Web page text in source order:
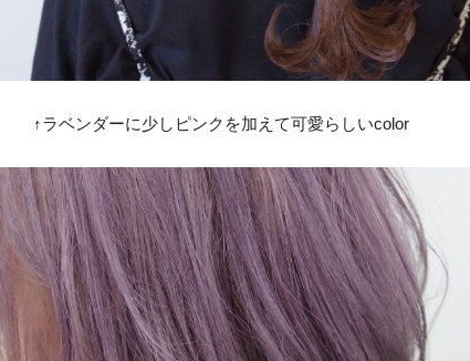
↑ラベンダーに少しピンクを加えて可愛らしいcolor